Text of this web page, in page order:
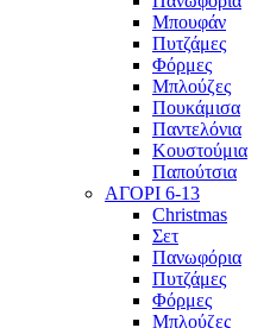
Μπουφάν
Πυτζάμες
Φόρμες
Μπλούζες
Πουκάμισα
Παντελόνια
Κουστούμια
Παπούτσια
ΑΓΟΡΙ 6-13
Christmas
Σετ
Πανωφόρια
Πυτζάμες
Φόρμες
Μπλούζες